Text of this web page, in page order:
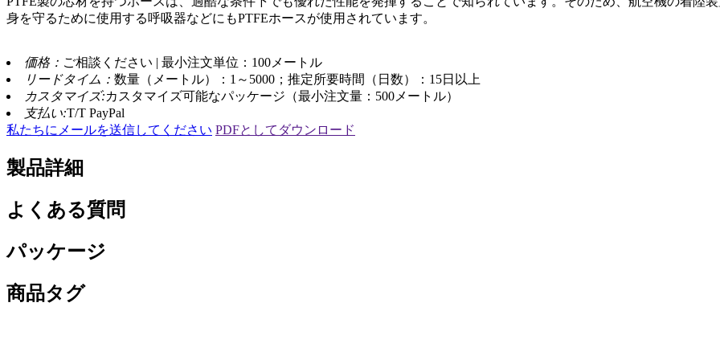
身を守るために使用する呼吸器などにもPTFEホースが使用されています。
価格： ご相談ください | 最小注文単位：100メートル
リードタイム： 数量（メートル）：1～5000；推定所要時間（日数）：15日以上
カスタマイズ:カスタマイズ可能なパッケージ（最小注文量：500メートル）
支払い:T/T PayPal
私たちにメールを送信してください PDFとしてダウンロード
製品詳細
よくある質問
パッケージ
商品タグ